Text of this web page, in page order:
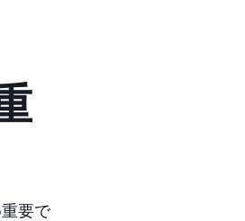
要で